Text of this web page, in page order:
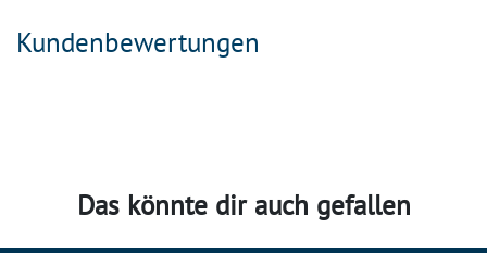
Kundenbewertungen
Das könnte dir auch gefallen